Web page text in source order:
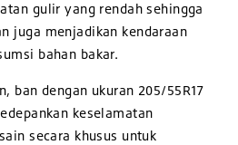
gulir yang rendah sehingga
juga menjadikan kendaraan
bahan bakar.
ban dengan ukuran 205/55R17
keselamatan
secara khusus untuk